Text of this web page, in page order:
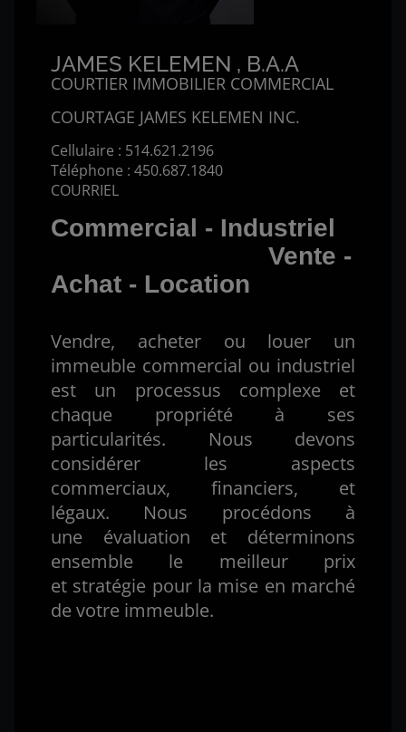
JAMES KELEMEN , B.A.A
COURTIER IMMOBILIER COMMERCIAL
COURTAGE JAMES KELEMEN INC.
Cellulaire : 514.621.2196
Téléphone : 450.687.1840
COURRIEL
Commercial - Industriel
Vente -
Achat - Location
Vendre, acheter ou louer un
immeuble commercial ou industriel
est un processus complexe et
chaque propriété à ses
particularités. Nous devons
considérer les aspects
commerciaux, financiers, et
légaux. Nous procédons à
une évaluation et déterminons
ensemble le meilleur prix
et stratégie pour la mise en marché
de votre immeuble.